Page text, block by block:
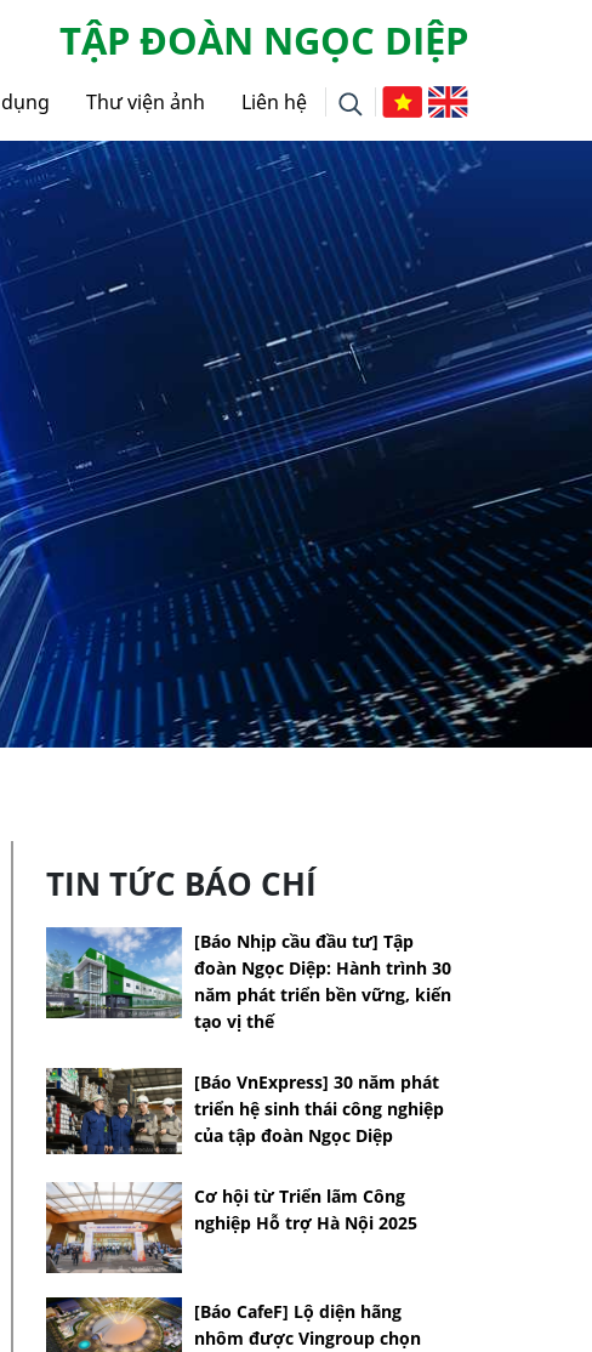
TẬP ĐOÀN NGỌC DIỆP
tôi
Thư viện ảnh Liên hệ
TIN TỨC BÁO CHÍ
[Báo Nhịp cầu đầu tư] Tập
đoàn Ngọc Diệp: Hành trình 30
năm phát triển bền vững, kiến
tạo vị thế
[Báo VnExpress] 30 năm phát
triển hệ sinh thái công nghiệp
của tập đoàn Ngọc Diệp
Cơ hội từ Triển lãm Công
nghiệp Hỗ trợ Hà Nội 2025
[Báo CafeF] Lộ diện hãng
nhôm được Vingroup chọn